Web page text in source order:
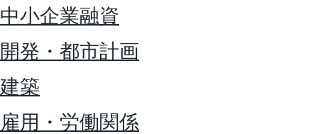
中小企業融資
開発・都市計画
建築
雇用・労働関係